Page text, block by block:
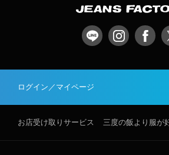
ログイン／マイページ
お店受け取りサービス 三度の飯より服が